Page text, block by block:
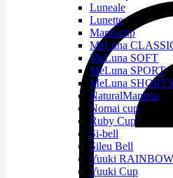
Luneale
Lunette
Mami-cup
MeLuna
MeLuna SOFT
MeLuna SPORT
MeLuna
NaturalMamma
Nomai cup
Ruby Cup
Si-bell
Sileu Bell
Yuuki RAINBOW
Yuuki Cup